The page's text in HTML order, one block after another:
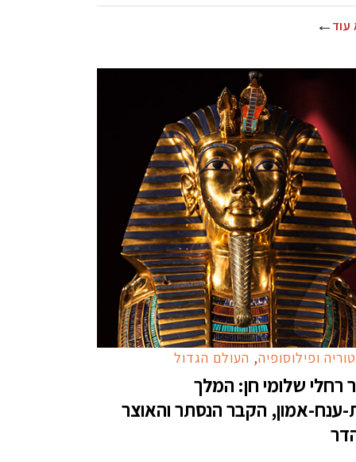
עוד
ופילוסופיה, העולם הגדול
רחלי שלומי חן: המלך
ענח-אמון, הקבר הנסתר והאוצר